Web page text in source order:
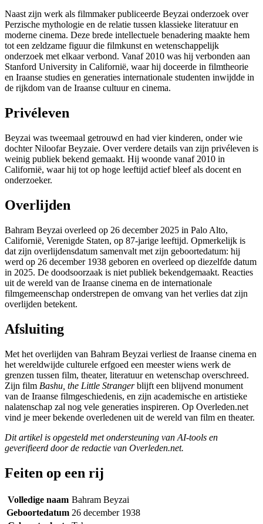
Naast zijn werk als filmmaker publiceerde Beyzai onderzoek over
Perzische mythologie en de relatie tussen klassieke literatuur en
moderne cinema. Deze brede intellectuele benadering maakte hem
tot een zeldzame figuur die filmkunst en wetenschappelijk
onderzoek met elkaar verbond. Vanaf 2010 was hij verbonden aan
Stanford University in Californië, waar hij doceerde in filmtheorie
en Iraanse studies en generaties internationale studenten inwijdde in
de rijkdom van de Iraanse cultuur en cinema.
Privéleven
Beyzai was tweemaal getrouwd en had vier kinderen, onder wie
dochter Niloofar Beyzaie. Over verdere details van zijn privéleven is
weinig publiek bekend gemaakt. Hij woonde vanaf 2010 in
Californië, waar hij tot op hoge leeftijd actief bleef als docent en
onderzoeker.
Overlijden
Bahram Beyzai overleed op 26 december 2025 in Palo Alto,
Californië, Verenigde Staten, op 87-jarige leeftijd. Opmerkelijk is
dat zijn overlijdensdatum samenvalt met zijn geboortedatum: hij
werd op 26 december 1938 geboren en overleed op diezelfde datum
in 2025. De doodsoorzaak is niet publiek bekendgemaakt. Reacties
uit de wereld van de Iraanse cinema en de internationale
filmgemeenschap onderstrepen de omvang van het verlies dat zijn
overlijden betekent.
Afsluiting
Met het overlijden van Bahram Beyzai verliest de Iraanse cinema en
het wereldwijde culturele erfgoed een meester wiens werk de
grenzen tussen film, theater, literatuur en wetenschap overschreed.
Zijn film Bashu, the Little Strangerblijft een blijvend monument
van de Iraanse filmgeschiedenis, en zijn academische en artistieke
nalatenschap zal nog vele generaties inspireren. Op Overleden.net
vind je meer bekende overledenen uit de wereld van film en theater.
Dit artikel is opgesteld met ondersteuning van AI-tools en
geverifieerd door de redactie van Overleden.net.
Feiten op een rij
Volledige naam Bahram Beyzai
Geboortedatum 26 december 1938